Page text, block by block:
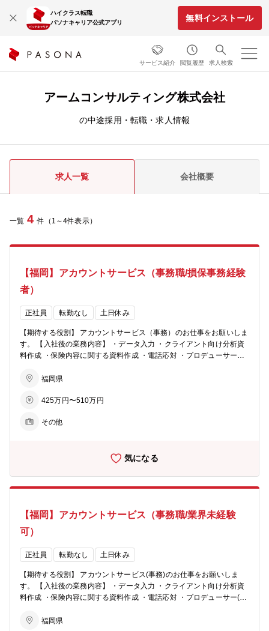
ハイクラス転職
パソナキャリア公式アプリ
無料インストール
サービス紹介 閲覧履歴 求人検索
アームコンサルティング株式会社
の中途採用・転職・求人情報
求人一覧 会社概要
一覧 4 件（1～4件表示）
【福岡】アカウントサービス（事務職/損保事務経験
者）
正社員 転勤なし 土日休み
【期待する役割】 アカウントサービス（事務）のお仕事をお願いしま
す。 【入社後の業務内容】 ・データ入力 ・クライアント向け分析資
料作成 ・保険内容に関する資料作成 ・電話応対 ・プロデューサー
業務（外出は無し） ※エクセル操作必須（VLOOKUP・ピボットテー
企業と二人三脚で歩める業界です。保険仲立人という企業のリスクマ
福岡県
425万円〜510万円
その他
気になる
【福岡】アカウントサービス（事務職/業界未経験
可）
正社員 転勤なし 土日休み
【期待する役割】 アカウントサービス(事務)のお仕事をお願いしま
す。 【入社後の業務内容】 ・データ入力 ・クライアント向け分析資
料作成 ・保険内容に関する資料作成 ・電話応対 ・プロデューサー(営
し） 【魅力】企業のリスクマネジメントを考え、企業と二人三脚で進
福岡県